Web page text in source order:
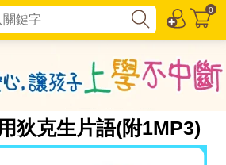
0
狄克生片語(附1MP3)